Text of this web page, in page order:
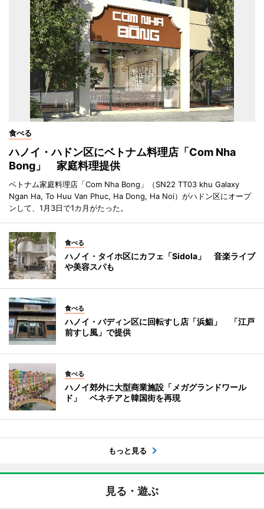
食べる
ハノイ・ハドン区にベトナム料理店「Com Nha
Bong」 家庭料理提供
ベトナム家庭料理店「Com Nha Bong」（SN22 TT03 khu Galaxy
Ngan Ha, To Huu Van Phuc, Ha Dong, Ha Noi）がハドン区にオープ
ンして、1月3日で1カ月がたった。
食べる
ハノイ・タイホ区にカフェ「Sidola」 音楽ライブ
や美容スパも
食べる
ハノイ・バディン区に回転すし店「浜鮨」 「江戸
前すし風」で提供
食べる
ハノイ郊外に大型商業施設「メガグランドワール
ド」 ベネチアと韓国街を再現
もっと見る
見る・遊ぶ